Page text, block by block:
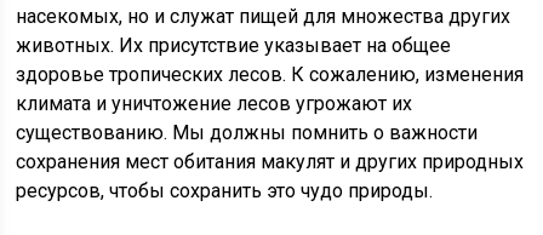
насекомых, но и служат пищей для множества других
животных. Их присутствие указывает на общее
здоровье тропических лесов. К сожалению, изменения
климата и уничтожение лесов угрожают их
существованию. Мы должны помнить о важности
сохранения мест обитания макулят и других природных
ресурсов, чтобы сохранить это чудо природы.